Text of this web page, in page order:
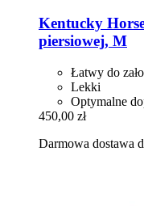
Kentucky
piersiowej, M
Łatwy do
Lekki
Optymalne
450,00 zł
Darmowa dostawa